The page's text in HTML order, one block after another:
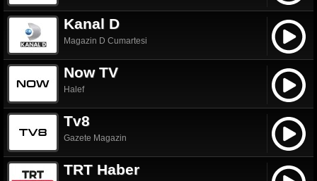
Kanal D
Magazin D Cumartesi
Now TV
Halef
Tv8
Gazete Magazin
TRT Haber